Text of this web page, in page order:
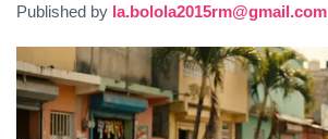
Published by la.bolola2015rm@gmail.com